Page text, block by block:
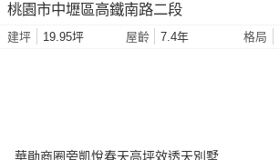
桃園市中壢區高鐵南路二段
建坪 19.95坪 屋齡 7.4年 格局